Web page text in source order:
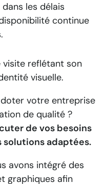
dans les délais
continue
visite reflétant son
visuelle.
votre entreprise
de qualité ?
de vos besoins
adaptées.
avons intégré des
graphiques afin